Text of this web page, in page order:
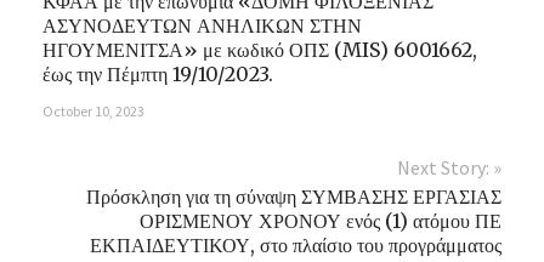
ΑΣΥΝΟΔΕΥΤΩΝ ΑΝΗΛΙΚΩΝ ΣΤΗΝ
ΗΓΟΥΜΕΝΙΤΣΑ» με κωδικό ΟΠΣ (MIS) 6001662,
έως την Πέμπτη 19/10/2023.
October 10, 2023
Next Story: »
Πρόσκληση για τη σύναψη ΣΥΜΒΑΣΗΣ ΕΡΓΑΣΙΑΣ
ΟΡΙΣΜΕΝΟΥ ΧΡΟΝΟΥ ενός (1) ατόμου ΠΕ
ΕΚΠΑΙΔΕΥΤΙΚΟΥ, στο πλαίσιο του προγράμματος